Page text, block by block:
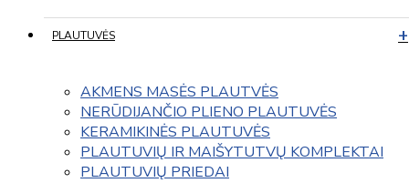
PLAUTUVĖS
AKMENS MASĖS PLAUTVĖS
NERŪDIJANČIO PLIENO PLAUTUVĖS
KERAMIKINĖS PLAUTUVĖS
PLAUTUVIŲ IR MAIŠYTUTVŲ KOMPLEKTAI
PLAUTUVIŲ PRIEDAI